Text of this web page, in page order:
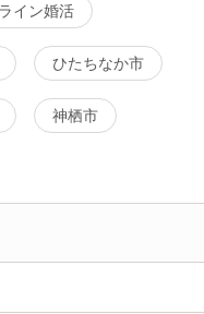
イン婚活
ひたちなか市
神栖市